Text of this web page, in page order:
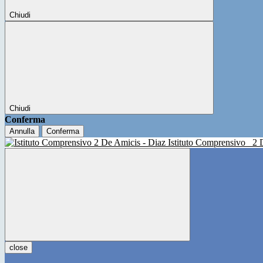
Chiudi
Chiudi
Conferma
Annulla Conferma
Istituto Comprensivo 2
close